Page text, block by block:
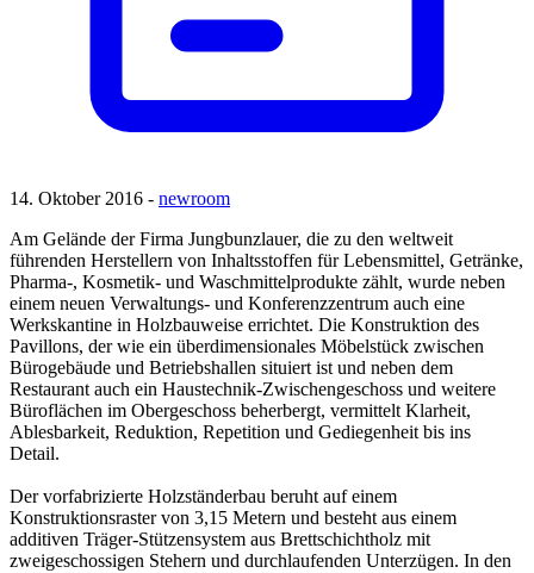
14. Oktober 2016 - newroom
Am Gelände der Firma Jungbunzlauer, die zu den weltweit
führenden Herstellern von Inhaltsstoffen für Lebensmittel, Getränke,
Pharma-, Kosmetik- und Waschmittelprodukte zählt, wurde neben
einem neuen Verwaltungs- und Konferenzzentrum auch eine
Werkskantine in Holzbauweise errichtet. Die Konstruktion des
Pavillons, der wie ein überdimensionales Möbelstück zwischen
Bürogebäude und Betriebshallen situiert ist und neben dem
Restaurant auch ein Haustechnik-Zwischengeschoss und weitere
Büroflächen im Obergeschoss beherbergt, vermittelt Klarheit,
Ablesbarkeit, Reduktion, Repetition und Gediegenheit bis ins
Detail.
Der vorfabrizierte Holzständerbau beruht auf einem
Konstruktionsraster von 3,15 Metern und besteht aus einem
additiven Träger-Stützensystem aus Brettschichtholz mit
zweigeschossigen Stehern und durchlaufenden Unterzügen. In den